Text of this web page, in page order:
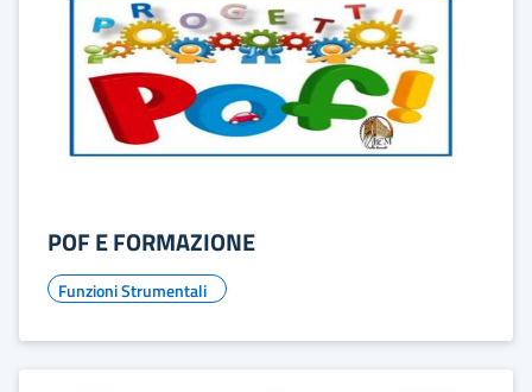
POF E FORMAZIONE
Funzioni Strumentali